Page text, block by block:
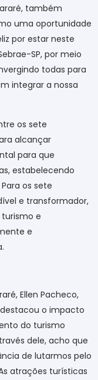
também
uma oportunidade
por estar neste
SP, por meio
todas para
integrar a nossa
os sete
alcançar
para que
estabelecendo
os sete
e transformador,
e
e
Ellen Pacheco,
o impacto
do turismo
dele, acho que
de lutarmos pelo
atrações turísticas